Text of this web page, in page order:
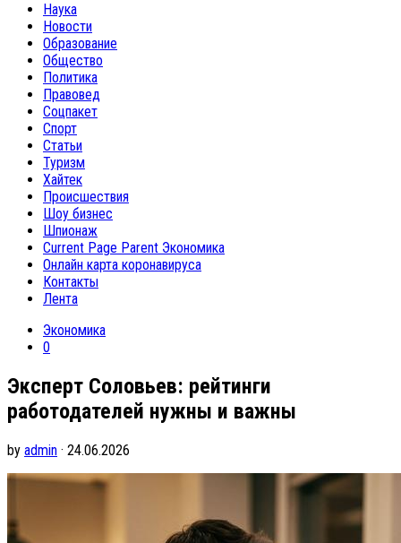
Наука
Новости
Образование
Общество
Политика
Правовед
Соцпакет
Спорт
Статьи
Туризм
Хайтек
Происшествия
Шоу бизнес
Шпионаж
Current Page Parent Экономика
Онлайн карта коронавируса
Контакты
Лента
Экономика
0
Эксперт Соловьев: рейтинги
работодателей нужны и важны
by admin · 24.06.2026